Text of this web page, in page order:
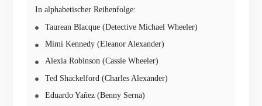
In alphabetischer Reihenfolge:
Taurean Blacque (Detective Michael Wheeler)
Mimi Kennedy (Eleanor Alexander)
Alexia Robinson (Cassie Wheeler)
Ted Shackelford (Charles Alexander)
Eduardo Yañez (Benny Serna)